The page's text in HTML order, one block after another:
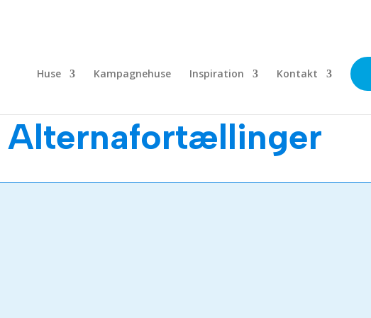
Huse Kampagnehuse Inspiration Kontakt
Alternafortællinger